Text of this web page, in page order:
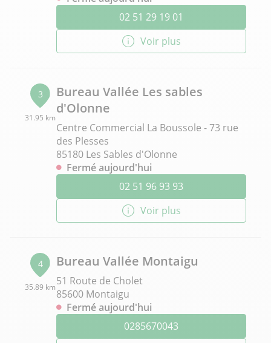
02 51 29 19 01
Voir plus
3
31.95 km
Bureau Vallée Les sables
d'Olonne
Centre Commercial La Boussole - 73 rue
des Plesses
85180 Les Sables d'Olonne
Fermé aujourd'hui
02 51 96 93 93
Voir plus
4
35.89 km
Bureau Vallée Montaigu
51 Route de Cholet
85600 Montaigu
Fermé aujourd'hui
0285670043